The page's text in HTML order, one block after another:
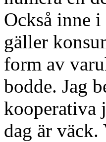
Också inne
gäller
form av
bodde. Jag
kooperativa
dag är väck.